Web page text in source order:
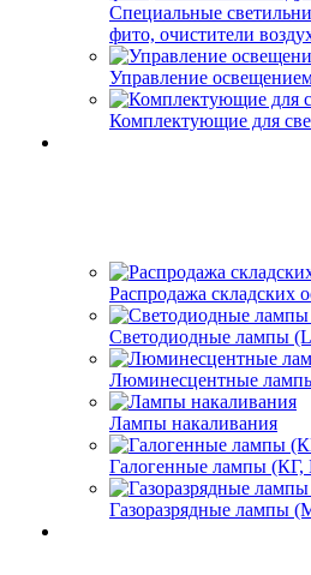
Специальные
фито, очистители
Управление
Комплектующие для
Распродажа складских
Светодиодные лампы
Люминесцентные
Лампы накаливания
Галогенные лампы
Газоразрядные